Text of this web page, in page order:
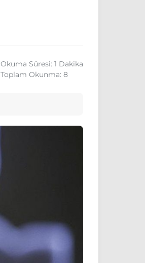
Okuma Süresi: 1 Dakika
Toplam Okunma: 8